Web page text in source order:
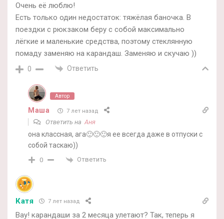
Очень её люблю!
Есть только один недостаток: тяжёлая баночка. В
поездки с рюкзаком беру с собой максимально
лёгкие и маленькие средства, поэтому стеклянную
помаду заменяю на карандаш. Заменяю и скучаю ))
0 Ответить
Автор
Маша 7 лет назад
Ответить наАня
она классная, ага🙂🙂🙂я ее всегда даже в отпуски с
собой таскаю))
0 Ответить
Катя 7 лет назад
Вау! карандаши за 2 месяца улетают? Так, теперь я